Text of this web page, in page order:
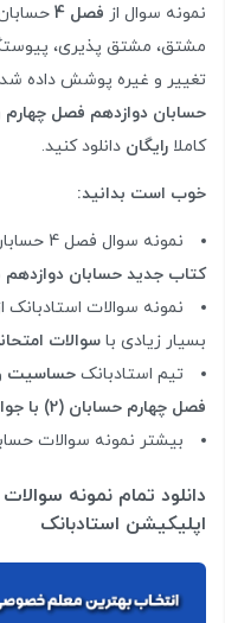
نمونه سوال از فصل 4
مشتق، مشتق پذیری،
تغییر و غیره پوشش داده
حسابان دوازدهم فصل چهارم
کاملا رایگان دانلود کنید.
خوب است بدانید:
نمونه سوال فصل 4 حسابان دوازدهم مطابق با
کتاب جدید حسابان دوازدهم
نمونه سوالات
بسیار زیادی با سوالات
تیم استادبانک حساسیت
فصل چهارم حسابان (2) با جواب
بیشتر نمونه سوالات
دانلود تمام نمونه
اپلیکیشن استادبانک